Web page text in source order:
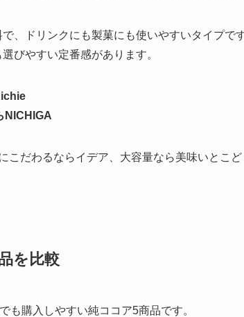
、ドリンクにも製菓にも使いやすいタイプで
びやすい定番感があります。
NICHIGA
こだわるならイデア、大容量なら美味いとこ
を比較
も購入しやすい純ココア5商品です。